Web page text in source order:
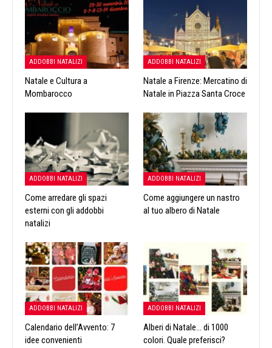
ADDOBBI NATALIZI
Natale e Cultura a
Mombarocco
ADDOBBI NATALIZI
Natale a Firenze: Mercatino di
Natale in Piazza Santa Croce
ADDOBBI NATALIZI
Come arredare gli spazi
esterni con gli addobbi
natalizi
ADDOBBI NATALIZI
Come aggiungere un nastro
al tuo albero di Natale
ADDOBBI NATALIZI
Calendario dell’Avvento: 7
idee convenienti
ADDOBBI NATALIZI
Alberi di Natale… di 1000
colori. Quale preferisci?